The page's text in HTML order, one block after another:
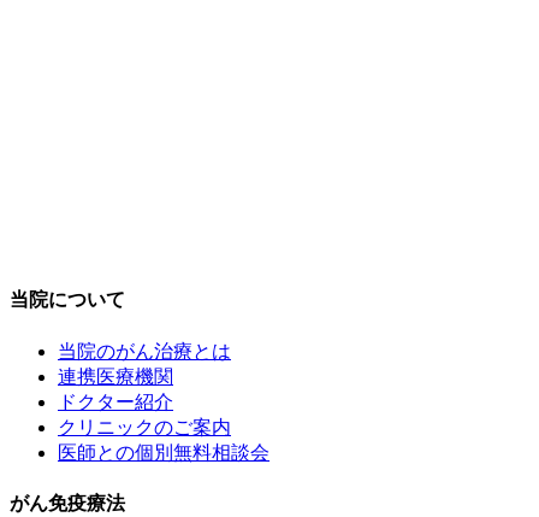
当院について
当院のがん治療とは
連携医療機関
ドクター紹介
クリニックのご案内
医師との個別無料相談会
がん免疫療法